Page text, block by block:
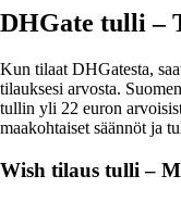
DHGate tulli –
Kun tilaat DHGatesta,
tilauksesi arvosta.
tullin yli 22 euron
maakohtaiset säännöt ja
Wish tilaus tulli –